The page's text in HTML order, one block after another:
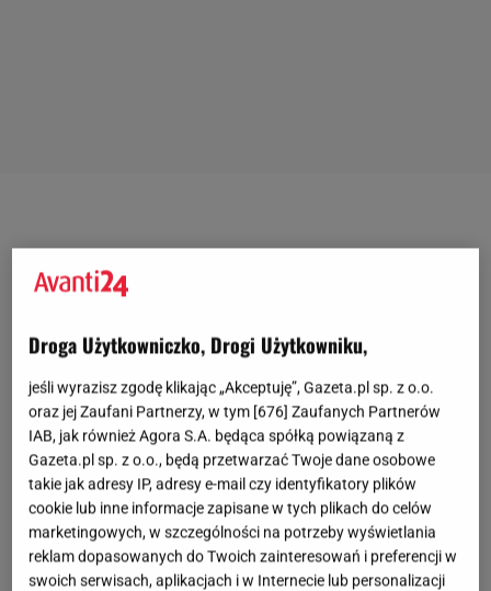
Droga Użytkowniczko, Drogi Użytkowniku,
jeśli wyrazisz zgodę klikając „Akceptuję”, Gazeta.pl sp. z o.o.
oraz jej Zaufani Partnerzy, w tym [676] Zaufanych Partnerów
IAB, jak również Agora S.A. będąca spółką powiązaną z
Gazeta.pl sp. z o.o., będą przetwarzać Twoje dane osobowe
takie jak adresy IP, adresy e-mail czy identyfikatory plików
cookie lub inne informacje zapisane w tych plikach do celów
marketingowych, w szczególności na potrzeby wyświetlania
reklam dopasowanych do Twoich zainteresowań i preferencji w
swoich serwisach, aplikacjach i w Internecie lub personalizacji